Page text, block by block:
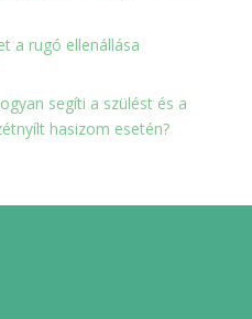
a rugó ellenállása
segíti a szülést és a
hasizom esetén?